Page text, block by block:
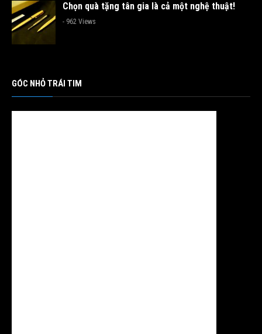
Chọn quà tặng tân gia là cả một nghệ thuật!
- 962 Views
GÓC NHỎ TRÁI TIM